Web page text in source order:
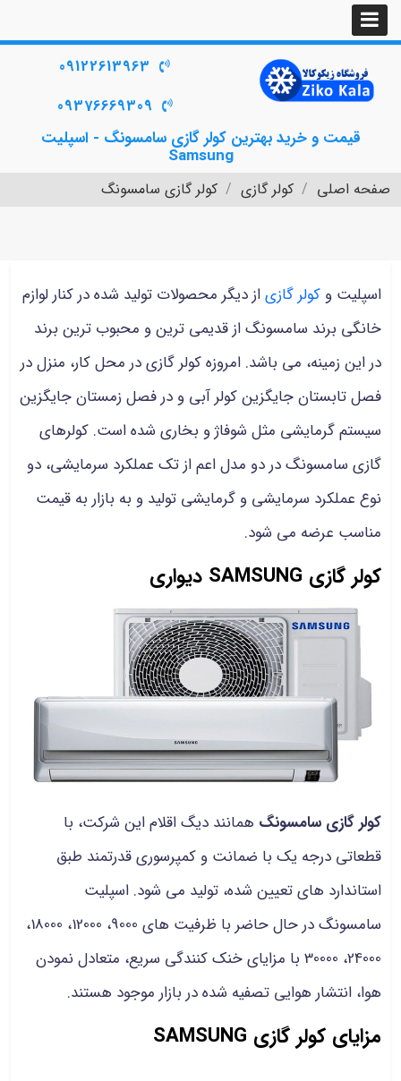
قیمت و خرید بهترین کولر گازی سامسونگ - اسپلیت
Samsung
09122613963
09376669309
صفحه اصلی کولر گازی کولر گازی سامسونگ
اسپلیت و کولر گازیاز دیگر محصولات تولید شده در کنار لوازم
خانگی برند سامسونگ از قدیمی ترین و محبوب ترین برند
در این زمینه، می باشد. امروزه کولر گازی در محل کار، منزل در
فصل تابستان جایگزین کولر آبی و در فصل زمستان جایگزین
سیستم گرمایشی مثل شوفاژ و بخاری شده است. کولرهای
گازی سامسونگ در دو مدل اعم از تک عملکرد سرمایشی، دو
نوع عملکرد سرمایشی و گرمایشی تولید و به بازار به قیمت
مناسب عرضه می شود.
کولر گازی SAMSUNG دیواری
کولر گازی سامسونگ همانند دیگ اقلام این شرکت، با
قطعاتی درجه یک با ضمانت و کمپرسوری قدرتمند طبق
استاندارد های تعیین شده، تولید می شود. اسپلیت
سامسونگ در حال حاضر با ظرفیت های 9000، 12000، 18000،
24000، 30000 با مزایای خنک کنندگی سریع، متعادل نمودن
هوا، انتشار هوایی تصفیه شده در بازار موجود هستند.
مزایای کولر گازی SAMSUNG